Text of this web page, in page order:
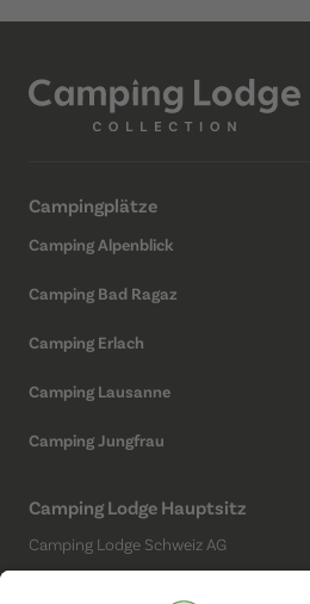
Campingplätze
Camping Alpenblick
Camping Bad Ragaz
Camping Erlach
Camping Lausanne
Camping Jungfrau
Camping Lodge Hauptsitz
Camping Lodge Schweiz AG